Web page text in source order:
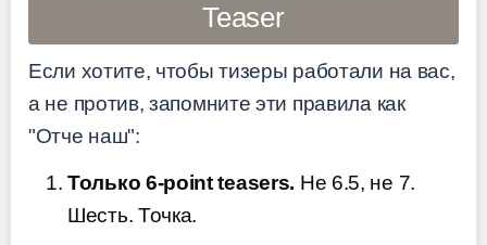
Teaser
Если хотите, чтобы тизеры работали на вас,
а не против, запомните эти правила как
"Отче наш":
Только 6-point teasers. Не 6.5, не 7.
Шесть. Точка.